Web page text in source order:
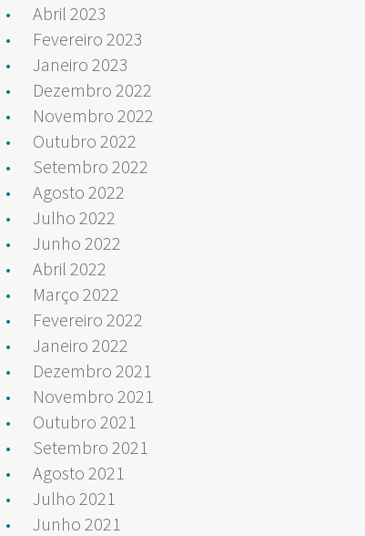
Abril 2023
Fevereiro 2023
Janeiro 2023
Dezembro 2022
Novembro 2022
Outubro 2022
Setembro 2022
Agosto 2022
Julho 2022
Junho 2022
Abril 2022
Março 2022
Fevereiro 2022
Janeiro 2022
Dezembro 2021
Novembro 2021
Outubro 2021
Setembro 2021
Agosto 2021
Julho 2021
Junho 2021